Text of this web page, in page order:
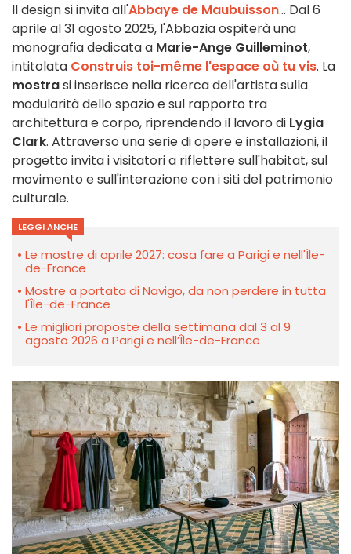
Il design si invita all'Abbaye de Maubuisson... Dal 6
aprile al 31 agosto 2025, l'Abbazia ospiterà una
monografia dedicata a Marie-Ange Guilleminot,
intitolata Construis toi-même l'espace où tu vis. La
mostrasi inserisce nella ricerca dell'artista sulla
modularità dello spazio e sul rapporto tra
architettura e corpo, riprendendo il lavoro di Lygia
Clark. Attraverso una serie di opere e installazioni, il
progetto invita i visitatori a riflettere sull'habitat, sul
movimento e sull'interazione con i siti del patrimonio
culturale.
LEGGI ANCHE
Le mostre di aprile 2027: cosa fare a Parigi e nell'Île-
de-France
Mostre a portata di Navigo, da non perdere in tutta
l'Île-de-France
Le migliori proposte della settimana dal 3 al 9
agosto 2026 a Parigi e nell’Île-de-France